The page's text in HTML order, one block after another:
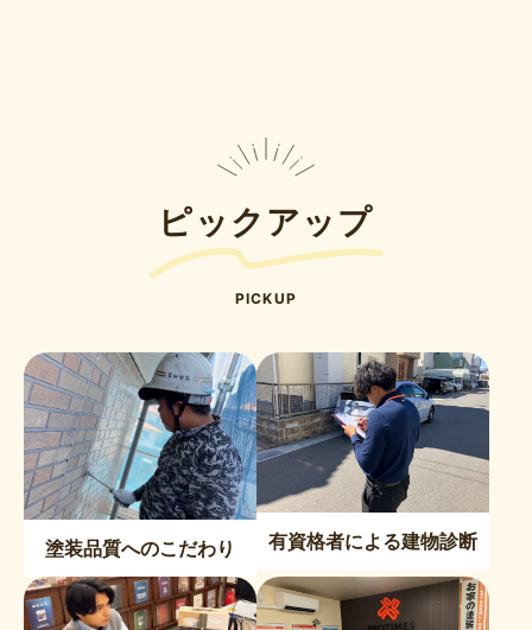
ピックアップ
PICKUP
塗装品質へのこだわり 有資格者による建物診断